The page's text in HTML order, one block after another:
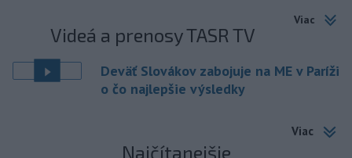
Viac
Videá a prenosy TASR TV
Deväť Slovákov zabojuje na ME v Paríži
o čo najlepšie výsledky
Viac
Najčítanejšie